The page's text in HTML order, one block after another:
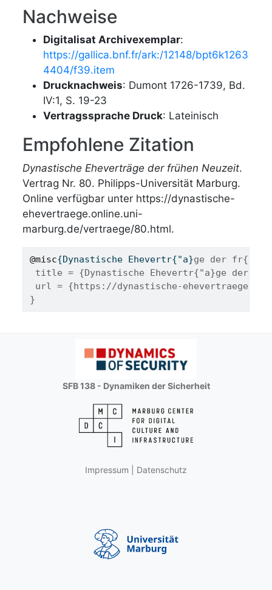
Nachweise
Digitalisat Archivexemplar:
https://gallica.bnf.fr/ark:/12148/bpt6k1263
4404/f39.item
Drucknachweis: Dumont 1726-1739, Bd.
IV:1, S. 19-23
Vertragssprache Druck: Lateinisch
Empfohlene Zitation
Dynastische Eheverträge der frühen Neuzeit.
Vertrag Nr. 80. Philipps-Universität Marburg.
Online verfügbar unter https://dynastische-
ehevertraege.online.uni-
marburg.de/vertraege/80.html.
@misc{Dynastische Ehevertr{"a}ge der
title = {Dynastische Ehevertr{"a}ge der
url = {https://dynastische-
}
SFB 138 - Dynamiken der Sicherheit
Impressum Datenschutz